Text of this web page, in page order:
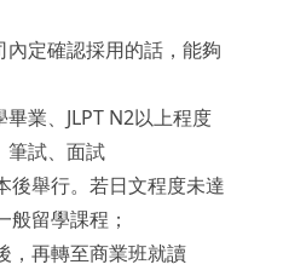
定確認採用的話，能夠
業、JLPT N2以上程度
筆試、面試
後舉行。若日文程度未達
留學課程；
，再轉至商業班就讀